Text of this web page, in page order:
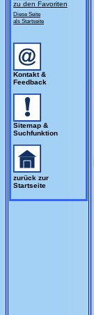
zu den Favoriten
Diese Seite
als Startseite
Kontakt &
Feedback
Sitemap &
Suchfunktion
zurück zur
Startseite